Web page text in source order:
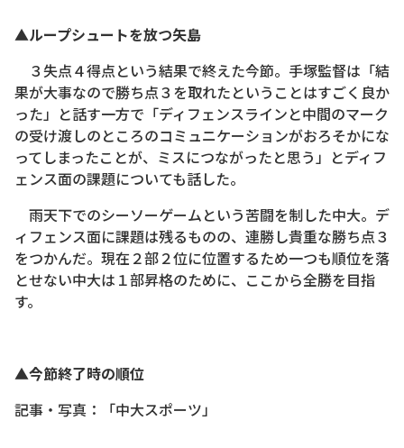
▲ループシュートを放つ矢島
３失点４得点という結果で終えた今節。手塚監督は「結
果が大事なので勝ち点３を取れたということはすごく良か
った」と話す一方で「ディフェンスラインと中間のマーク
の受け渡しのところのコミュニケーションがおろそかにな
ってしまったことが、ミスにつながったと思う」とディフ
ェンス面の課題についても話した。
雨天下でのシーソーゲームという苦闘を制した中大。デ
ィフェンス面に課題は残るものの、連勝し貴重な勝ち点３
をつかんだ。現在２部２位に位置するため一つも順位を落
とせない中大は１部昇格のために、ここから全勝を目指
す。
▲今節終了時の順位
記事・写真：「中大スポーツ」